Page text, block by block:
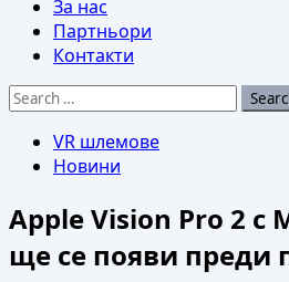
За нас
Партньори
Контакти
Search
VR шлемове
Новини
Apple Vision Pro 2 с
ще се появи преди